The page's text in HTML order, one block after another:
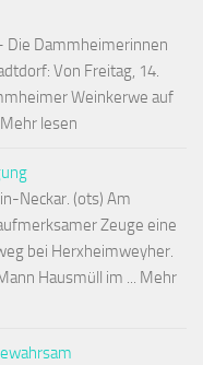
Die Dammheimerinnen
Von Freitag, 14.
Weinkerwe auf
lesen
Neckar. (ots) Am
Zeuge eine
bei Herxheimweyher.
Hausmüll im ... Mehr